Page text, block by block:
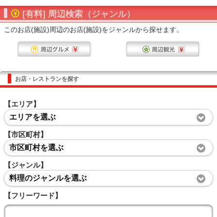
[有料] 周辺検索（ジャンル）
このお店(施設)周辺のお店(施設)をジャンルから探せます。
お店・レストランを探す
【エリア】
エリアを選ぶ
【市区町村】
市区町村を選ぶ
【ジャンル】
料理のジャンルを選ぶ
【フリーワード】